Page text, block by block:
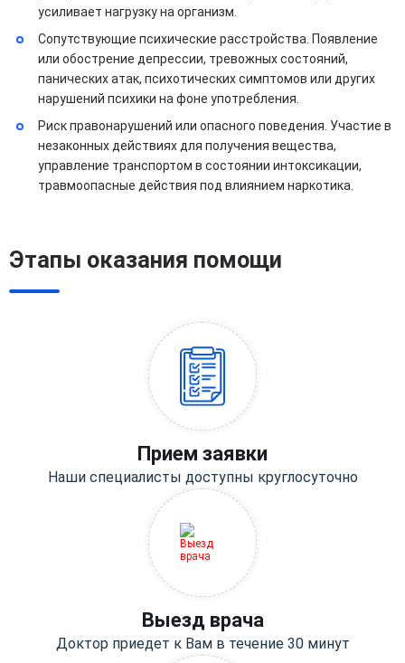
усиливает нагрузку на организм.
Сопутствующие психические расстройства. Появление
или обострение депрессии, тревожных состояний,
панических атак, психотических симптомов или других
нарушений психики на фоне употребления.
Риск правонарушений или опасного поведения. Участие в
незаконных действиях для получения вещества,
управление транспортом в состоянии интоксикации,
травмоопасные действия под влиянием наркотика.
Этапы оказания помощи
Прием заявки
Наши специалисты доступны круглосуточно
Выезд врача
Доктор приедет к Вам в течение 30 минут